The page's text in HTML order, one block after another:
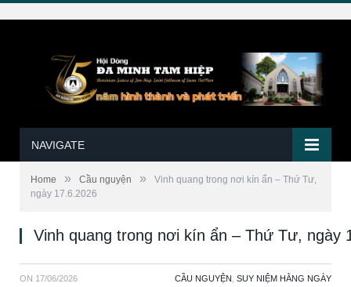
NAVIGATE
Home » Cầu nguyện »
Vinh quang trong nơi kín ẩn – Thứ Tư,
ngày 17.6.2026
Vinh quang trong nơi kín ẩn – Thứ Tư, ngày
ON 17/06/2026 CẦU NGUYỆN SUY NIỆM HẰNG NGÀY